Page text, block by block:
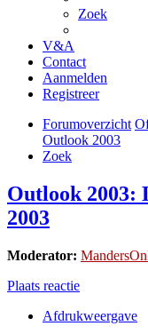
Zoek
V&A
Contact
Aanmelden
Registreer
Forumoverzicht
Outlook 2003
Zoek
Outlook 2003:
2003
Moderator:
Plaats reactie
Afdrukweergave